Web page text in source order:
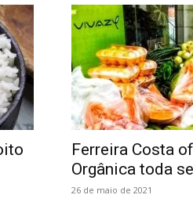
Ferreira Costa
Orgânica toda
26 de maio de 2021